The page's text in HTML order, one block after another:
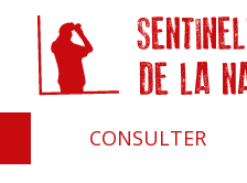
CONSULTER
Panneau de gestion des